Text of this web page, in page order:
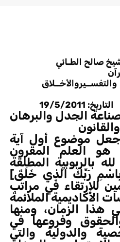
صالح الطـائي
والتفســيروالأخــلاق
5/2011
الجدل والبرهان
جعل موضوع أول آية
هو العلم المقرون
بالربوبية المطلقة
بِاسْمِ رَبِّكَ الَّذِي خَلَقَ]
للإرتقاء في مراتب
الأكاديمية الملائمة
في هذا الزمان، ومنها
وفروعها في
والدولية والتي